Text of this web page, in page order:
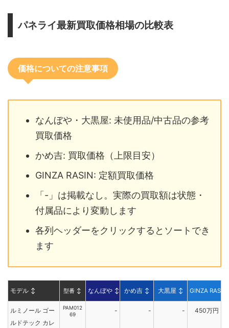
パネライ最新買取価格相場の比較表
価格についての注意事項
なんぼや・大黒屋: 未使用品/中古品の参考
買取価格
かめ吉: 買取価格（上限目安）
GINZA RASIN: 定額買取価格
「-」は掲載なし。実際の買取額は状態・
付属品により変動します
各列ヘッダーをクリックするとソートでき
ます
モデル ↕ 型番 ↕ なんぼや ↕ かめ吉↕ 大黒屋 ↕ GINZA RASIN
ルミノール ゴー
ルドテック カレ
PAM012
69
- - - 450万円